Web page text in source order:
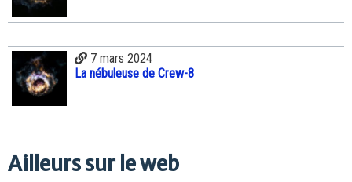
7 mars 2024
La nébuleuse de Crew-8
Ailleurs sur le web